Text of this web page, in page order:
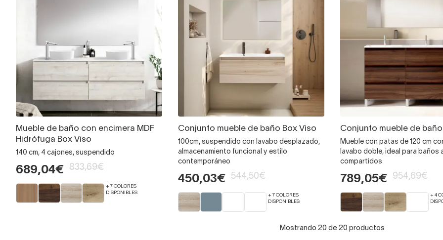
Mueble de baño con encimera MDF
Hidrófuga Box Viso
140 cm, 4 cajones, suspendido
689,04€ 833,69€
+ 7 COLORES
DISPONIBLES
Conjunto mueble de baño Box Viso
100cm, suspendido con lavabo desplazado,
almacenamiento funcional y estilo
contemporáneo
450,03€ 544,50€
+ 7 COLORES
DISPONIBLES
Conjunto mueble de
Mueble con patas de 120 cm
lavabo doble, ideal para baños
compartidos
789,05€ 954,69€
+ 4
Mostrando 20 de 20 productos